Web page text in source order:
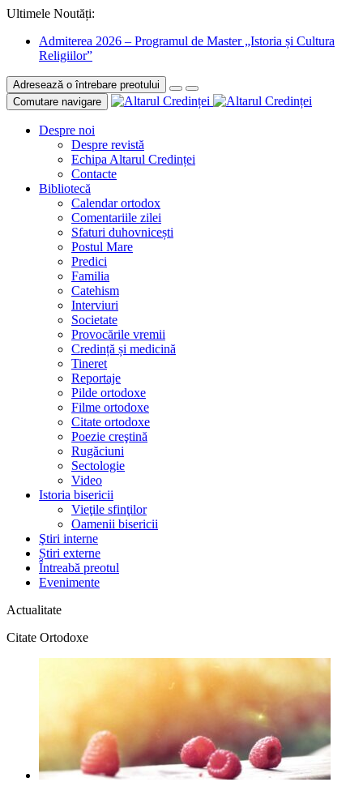
Ultimele Noutăți:
Admiterea 2026 – Programul de Master „Istoria și Cultura
Religiilor”
Adresează o întrebare preotului
Comutare navigare
Despre noi
Despre revistă
Echipa Altarul Credinței
Contacte
Bibliotecă
Calendar ortodox
Comentariile zilei
Sfaturi duhovnicești
Postul Mare
Predici
Familia
Catehism
Interviuri
Societate
Provocările vremii
Credință și medicină
Tineret
Reportaje
Pilde ortodoxe
Filme ortodoxe
Citate ortodoxe
Poezie creştină
Rugăciuni
Sectologie
Video
Istoria bisericii
Vieţile sfinţilor
Oamenii bisericii
Ştiri interne
Știri externe
Întreabă preotul
Evenimente
Actualitate
Citate Ortodoxe